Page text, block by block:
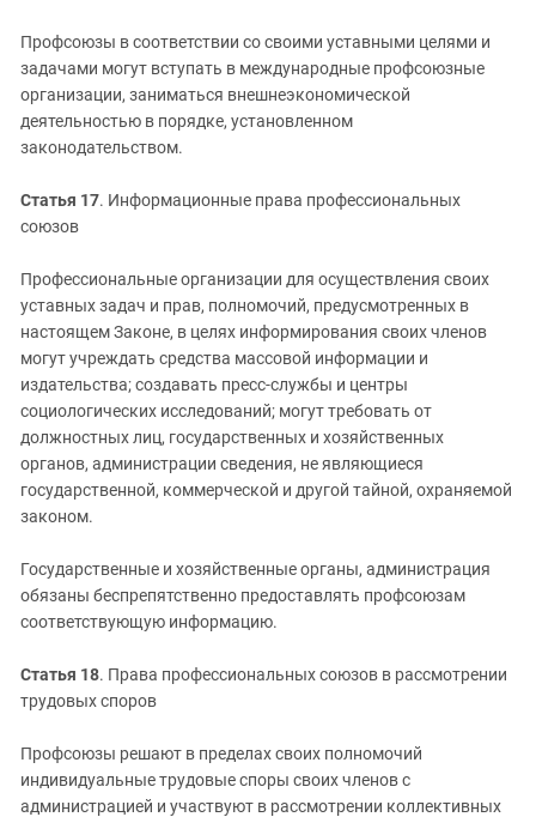
Профсоюзы в соответствии со своими уставными целями и
задачами могут вступать в международные профсоюзные
организации, заниматься внешнеэкономической
деятельностью в порядке, установленном
законодательством.
Статья 17. Информационные права профессиональных
союзов
Профессиональные организации для осуществления своих
уставных задач и прав, полномочий, предусмотренных в
настоящем Законе, в целях информирования своих членов
могут учреждать средства массовой информации и
издательства; создавать пресс-службы и центры
социологических исследований; могут требовать от
должностных лиц, государственных и хозяйственных
органов, администрации сведения, не являющиеся
государственной, коммерческой и другой тайной, охраняемой
законом.
Государственные и хозяйственные органы, администрация
обязаны беспрепятственно предоставлять профсоюзам
соответствующую информацию.
Статья 18. Права профессиональных союзов в рассмотрении
трудовых споров
Профсоюзы решают в пределах своих полномочий
индивидуальные трудовые споры своих членов с
администрацией и участвуют в рассмотрении коллективных